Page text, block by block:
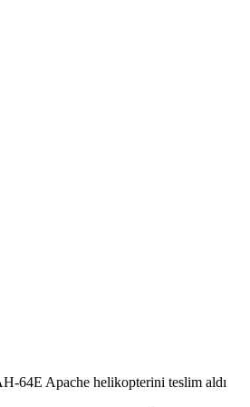
64E Apache helikopterini teslim aldı